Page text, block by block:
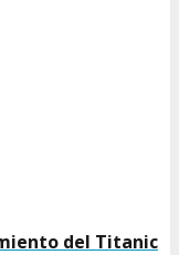
del Titanic